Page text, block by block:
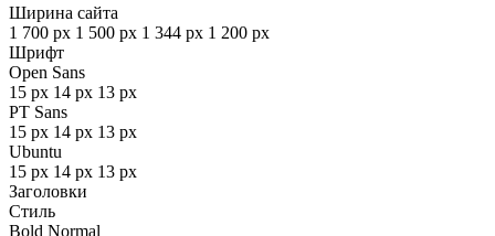
Ширина сайта
1 700 px 1 500 px 1 344 px 1 200 px
Шрифт
Open Sans
15 px 14 px 13 px
PT Sans
15 px 14 px 13 px
Ubuntu
15 px 14 px 13 px
Заголовки
Стиль
Bold Normal